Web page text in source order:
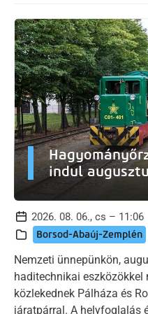
indul
2026. 08. 06., cs – 11:06
Borsod-Abaúj-Zemplén
Nemzeti ünnepünkön,
haditechnikai
közlekednek Pálháza és
járatpárral. A helyfoglalás